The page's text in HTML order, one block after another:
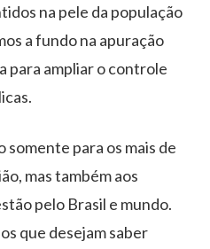
na pele da população
a fundo na apuração
para ampliar o controle
para os mais de
mas também aos
pelo Brasil e mundo.
que desejam saber